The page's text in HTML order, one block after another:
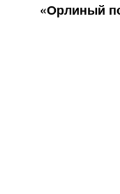
«Орлиный